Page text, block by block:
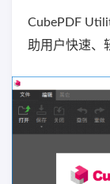
CubePDF
助用户快速、